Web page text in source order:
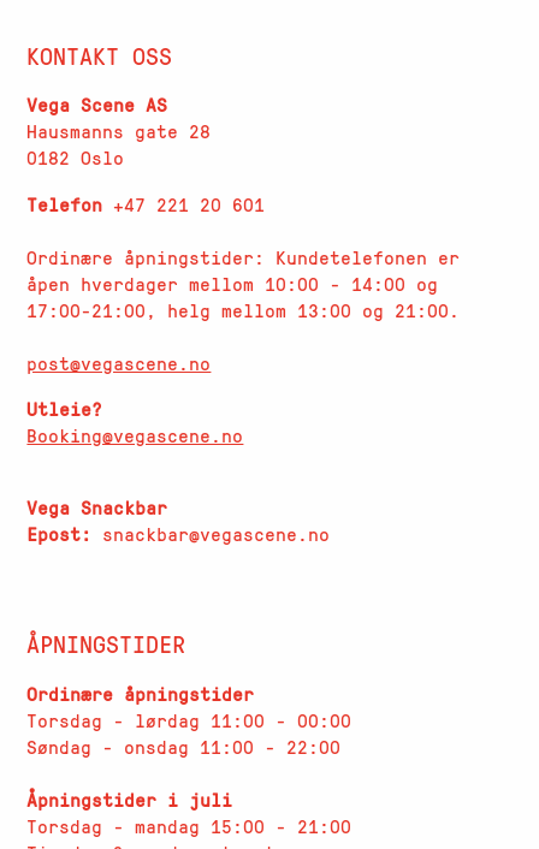
KONTAKT OSS
Vega Scene AS
Hausmanns gate 28
0182 Oslo
Telefon+47 221 20 601
Ordinære åpningstider: Kundetelefonen er
åpen hverdager mellom 10:00 - 14:00 og
17:00-21:00, helg mellom 13:00 og 21:00.
post@vegascene.no
Utleie?
Booking@vegascene.no
Vega Snackbar
Epost: snackbar@vegascene.no
ÅPNINGSTIDER
Ordinære åpningstider
Torsdag - lørdag 11:00 - 00:00
Søndag - onsdag 11:00 - 22:00
Åpningstider i juli
Torsdag - mandag 15:00 - 21:00